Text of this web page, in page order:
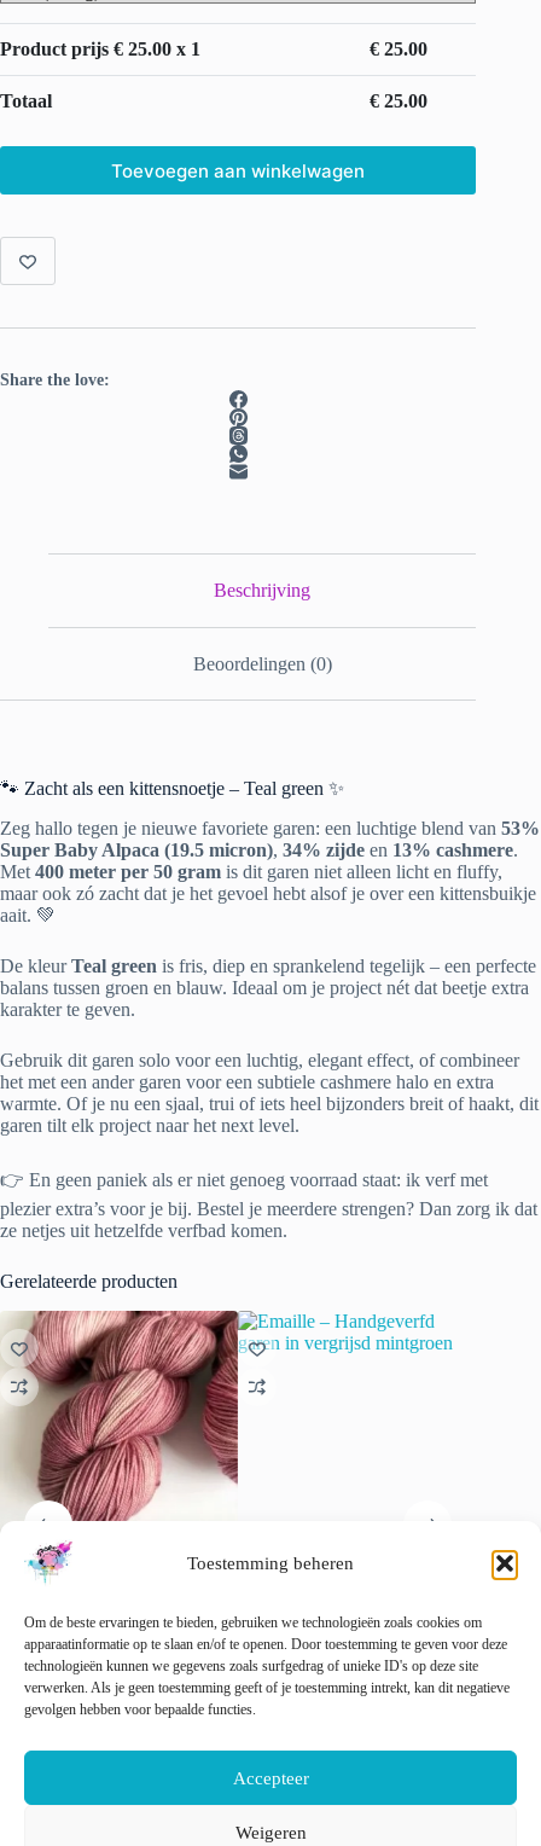
Toestemming beheren
Om de beste ervaringen te bieden, gebruiken we technologieën zoals cookies om
apparaatinformatie op te slaan en/of te openen. Door toestemming te geven voor deze
technologieën kunnen we gegevens zoals surfgedrag of unieke ID's op deze site
verwerken. Als je geen toestemming geeft of je toestemming intrekt, kan dit negatieve
gevolgen hebben voor bepaalde functies.
Accepteer
Weigeren
Product prijs € 25.00 x 1 € 25.00
Totaal € 25.00
Toevoegen aan winkelwagen
Share the love:
Beschrijving
Beoordelingen (0)
🐾 Zacht als een kittensnoetje – Teal green ✨
Zeg hallo tegen je nieuwe favoriete garen: een luchtige blend van 53%
Super Baby Alpaca (19.5 micron), 34% zijde en 13% cashmere.
Met 400 meter per 50 gram is dit garen niet alleen licht en fluffy,
maar ook zó zacht dat je het gevoel hebt alsof je over een kittensbuikje
aait. 💚
De kleurTeal green is fris, diep en sprankelend tegelijk – een perfecte
balans tussen groen en blauw. Ideaal om je project nét dat beetje extra
karakter te geven.
Gebruik dit garen solo voor een luchtig, elegant effect, of combineer
het met een ander garen voor een subtiele cashmere halo en extra
warmte. Of je nu een sjaal, trui of iets heel bijzonders breit of haakt, dit
garen tilt elk project naar het next level.
👉 En geen paniek als er niet genoeg voorraad staat: ik verf met
plezier extra’s voor je bij. Bestel je meerdere strengen? Dan zorg ik dat
ze netjes uit hetzelfde verfbad komen.
Gerelateerde producten
Mauve – Oudroze
flair
22.00 incl. btw
Opties selecteren
product
Deze
€22.00 incl. btw
Dit
product
variaties.
Deze
optie
€11.00
Dit
product
optie